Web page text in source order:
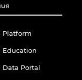
Platform
Education
Data Portal